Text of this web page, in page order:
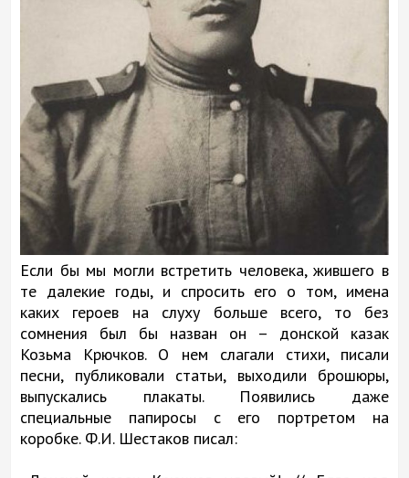
Если бы мы могли встретить человека, жившего в
те далекие годы, и спросить его о том, имена
каких героев на слуху больше всего, то без
сомнения был бы назван он – донской казак
Козьма Крючков. О нем слагали стихи, писали
песни, публиковали статьи, выходили брошюры,
выпускались плакаты. Появились даже
специальные папиросы с его портретом на
коробке. Ф.И. Шестаков писал: